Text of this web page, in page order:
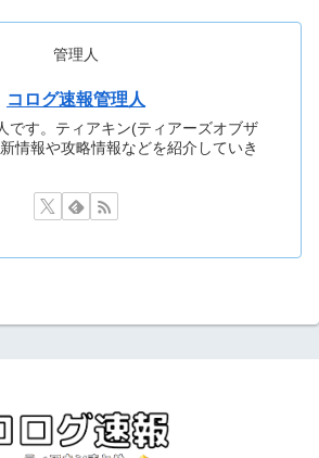
管理人
コログ速報管理人
です。ティアキン(ティアーズオブザ
情報や攻略情報などを紹介していき